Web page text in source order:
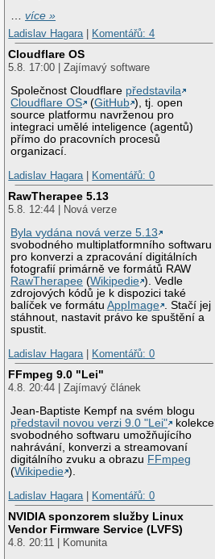
…více »
Ladislav Hagara
Komentářů: 4
Cloudflare OS
5.8. 17:00 | Zajímavý software
Společnost Cloudflare představila
Cloudflare OS
(GitHub ), tj. open
source platformu navrženou pro
integraci umělé inteligence (agentů)
přímo do pracovních procesů
organizací.
Ladislav Hagara
Komentářů: 0
RawTherapee 5.13
5.8. 12:44 | Nová verze
Byla vydána nová verze 5.13
svobodného multiplatformního softwaru
pro konverzi a zpracování digitálních
fotografií primárně ve formátů RAW
RawTherapee (Wikipedie ). Vedle
zdrojových kódů je k dispozici také
balíček ve formátuAppImage . Stačí jej
stáhnout, nastavit právo ke spuštění a
spustit.
Ladislav Hagara
Komentářů: 0
FFmpeg 9.0 "Lei"
4.8. 20:44 | Zajímavý článek
Jean-Baptiste Kempf na svém blogu
představil novou verzi 9.0 "Lei"
kolekce
svobodného softwaru umožňujícího
nahrávání, konverzi a streamovaní
digitálního zvuku a obrazu FFmpeg
(Wikipedie ).
Ladislav Hagara
Komentářů: 0
NVIDIA sponzorem služby Linux
Vendor Firmware Service (LVFS)
4.8. 20:11 | Komunita